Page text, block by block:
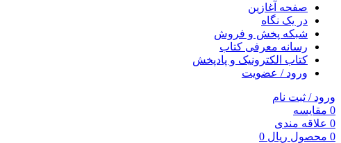
صفحه آغازین
در یک نگاه
شبکه پخش و فروش
رسانه معرفی کتاب
کتاب الکترونیک و پادپخش
ورود / عضویت
ورود / ثبت نام
0 مقایسه
0 علاقه مندی
0 محصول ریال